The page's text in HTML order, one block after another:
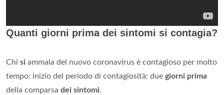
Quanti giorni prima dei sintomi si contagia?
Chi si ammala del nuovo coronavirus è contagioso per molto
tempo: inizio del periodo di contagiosità: due giorni prima
della comparsa dei sintomi.